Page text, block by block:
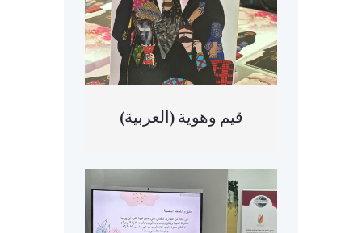
(العربية) قيم وهوية